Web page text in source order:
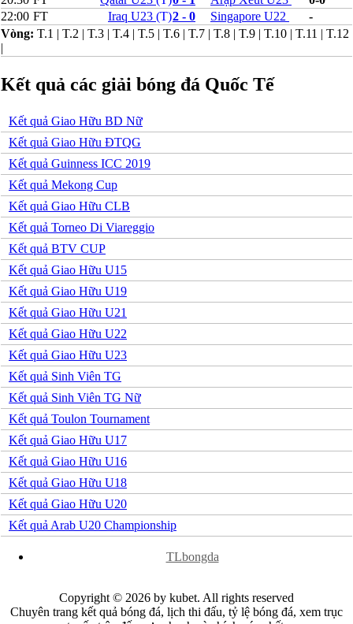
Thụy Sỹ
Thụy Điển
Wales
Đan Mạch
Nhật Bản
Arập Xêút
Hồng Kông
Iraq
Lao
New Zealand
Singapore
UAE
Yemen
Brazil
Bolivia
Colombia
Peru
Uruguay
22:00 FT Iraq U23 (T)2 - 0 Singapore U22
-
Vòng: T.1 | T.2 | T.3 | T.4 | T.5 | T.6 | T.7 | T.8 | T.9 | T.10 | T.11 | T.12
|
Kết quả các giải bóng đá Quốc Tế
Kết quả Giao Hữu BD Nữ
Kết quả Giao Hữu ĐTQG
Kết quả Guinness ICC 2019
Kết quả Mekong Cup
Kết quả Giao Hữu CLB
Kết quả Torneo Di Viareggio
Kết quả BTV CUP
Kết quả Giao Hữu U15
Kết quả Giao Hữu U19
Kết quả Giao Hữu U21
Kết quả Giao Hữu U22
Kết quả Giao Hữu U23
Kết quả Sinh Viên TG
Kết quả Sinh Viên TG Nữ
Kết quả Toulon Tournament
Kết quả Giao Hữu U17
Kết quả Giao Hữu U16
Kết quả Giao Hữu U18
Kết quả Giao Hữu U20
Kết quả Arab U20 Championship
TLbongda
Copyright © 2026 by kubet. All rights reserved
Chuyên trang kết quả bóng đá, lịch thi đấu, tỷ lệ bóng đá, xem trục